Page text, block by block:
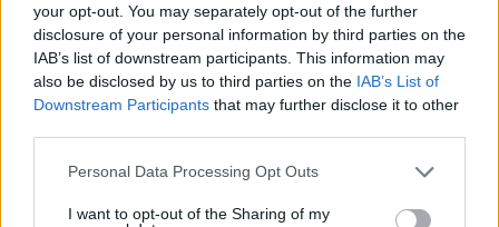
your opt-out. You may separately opt-out of the further
disclosure of your personal information by third parties on the
IAB’s list of downstream participants. This information may
also be disclosed by us to third parties on the IAB’s List of
Downstream Participants that may further disclose it to other
Please note that this website/app uses one or more Google
not limited to your visit or usage behaviour. You may click to
Personal Data Processing Opt Outs
I want to opt-out of the Sharing of my